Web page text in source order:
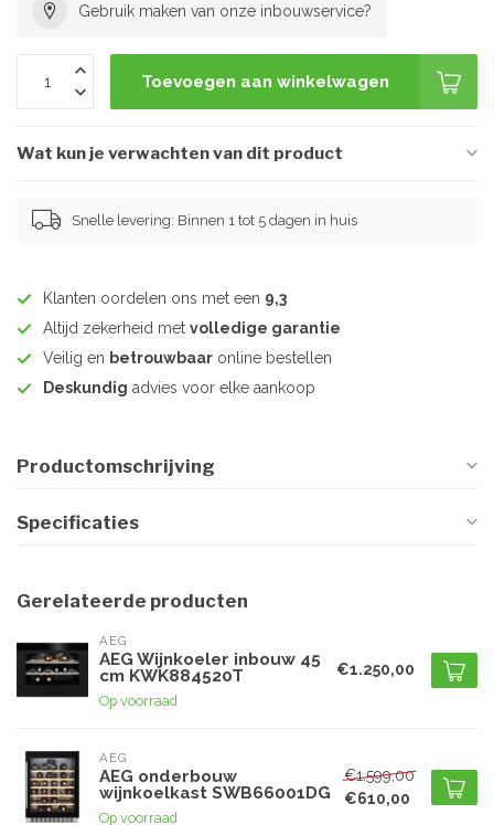
Gebruik maken van onze inbouwservice?
Toevoegen aan winkelwagen
Wat kun je verwachten van dit product
Snelle levering: Binnen 1 tot 5 dagen in huis
Klanten oordelen ons met een 9,3
Altijd zekerheid met volledige garantie
Veilig en betrouwbaar online bestellen
Deskundig advies voor elke aankoop
Productomschrijving
Specificaties
Gerelateerde producten
AEG
AEG Wijnkoeler inbouw 45
cm KWK884520T
Op voorraad
€1.250,00
AEG
AEG onderbouw
wijnkoelkast SWB66001DG
Op voorraad
€1.599,00
€610,00